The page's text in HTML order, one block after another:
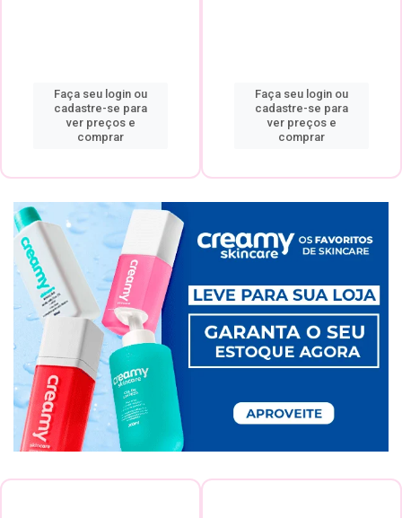
Faça seu login ou
cadastre-se para
ver preços e
comprar
Faça seu login ou
cadastre-se para
ver preços e
comprar